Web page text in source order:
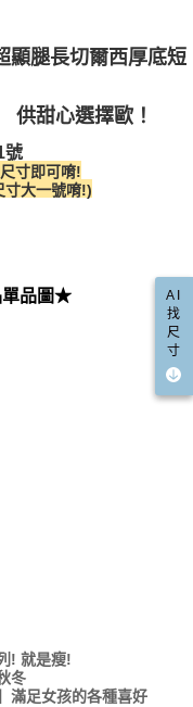
號之用戶狀況，依本公司即
形，本公司將視審查結果
若發現惡意使用之情形，
度並採取法律行動。
櫃地址)
查看運費
顯腿長切爾西厚底短
甜心選擇歐！
號
寸即可唷!
寸大一號唷!)
單品圖★
! 就是瘦!
冬
滿足女孩的各種喜好
AI
找
尺
寸